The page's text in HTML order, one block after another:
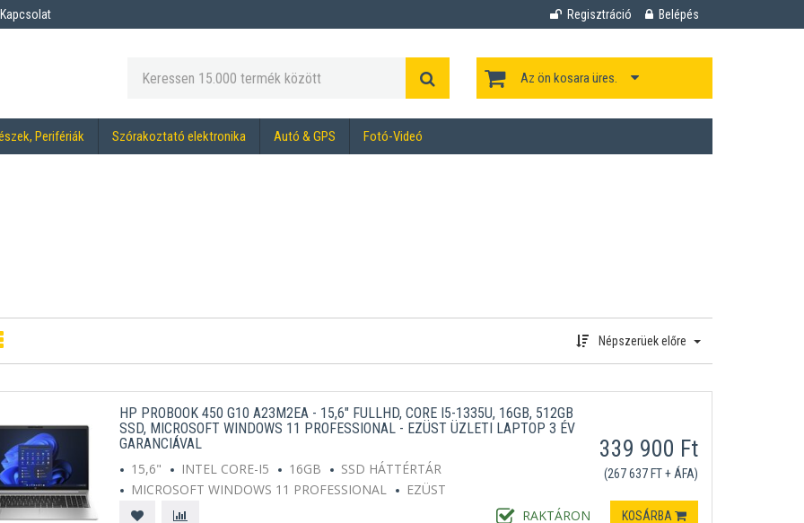
Kapcsolat Regisztráció Belépés
Az ön kosara üres.
Perifériák Szórakoztató elektronika Autó & GPS Fotó-Videó
Népszerüek előre
HP PROBOOK 450 G10 A23M2EA - 15,6" FULLHD, CORE I5-1335U, 16GB, 512GB
SSD, MICROSOFT WINDOWS 11 PROFESSIONAL - EZÜST ÜZLETI LAPTOP 3 ÉV
GARANCIÁVAL
15,6"
INTEL CORE-I5 16GB
SSD HÁTTÉRTÁR
MICROSOFT WINDOWS 11 PROFESSIONAL
EZÜST
RAKTÁRON
339 900 Ft
(267 637 FT + ÁFA)
KOSÁRBA